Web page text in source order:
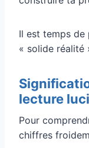
Il est temps de
« solide réalité
lecture
Pour
chiffres